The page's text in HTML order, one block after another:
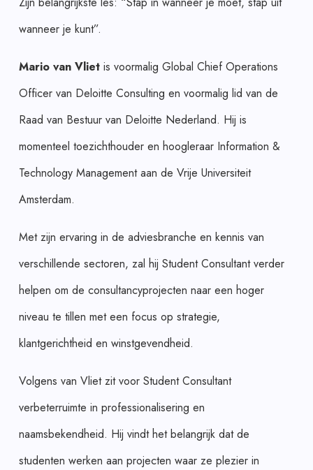
wanneer je kunt”.
Mario van Vliet is voormalig Global Chief Operations
Officer van Deloitte Consulting en voormalig lid van de
Raad van Bestuur van Deloitte Nederland. Hij is
momenteel toezichthouder en hoogleraar Information &
Technology Management aan de Vrije Universiteit
Amsterdam.
Met zijn ervaring in de adviesbranche en kennis van
verschillende sectoren, zal hij Student Consultant verder
helpen om de consultancyprojecten naar een hoger
niveau te tillen met een focus op strategie,
klantgerichtheid en winstgevendheid.
Volgens van Vliet zit voor Student Consultant
verbeterruimte in professionalisering en
naamsbekendheid. Hij vindt het belangrijk dat de
studenten werken aan projecten waar ze plezier in